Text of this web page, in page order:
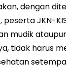
dengan
peserta JKN-
mudik
tidak harus